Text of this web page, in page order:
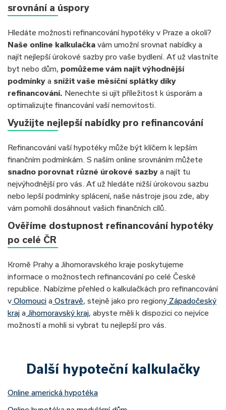
srovnání a úspory
Hledáte možnosti refinancování hypotéky v Praze a okolí?
Naše online kalkulačka vám umožní srovnat nabídky a
najít nejlepší úrokové sazby pro vaše bydlení. Ať už vlastníte
byt nebo dům, pomůžeme vám najít výhodnější
podmínky a snížit vaše měsíční splátky díky
refinancování. Nenechte si ujít příležitost k úsporám a
optimalizujte financování vaší nemovitosti.
Využijte nejlepší nabídky pro refinancování
Refinancování vaší hypotéky může být klíčem k lepším
finančním podmínkám. S naším online srovnáním můžete
snadno porovnat různé úrokové sazby a najít tu
nejvýhodnější pro vás. Ať už hledáte nižší úrokovou sazbu
nebo lepší podmínky splácení, naše nástroje jsou zde, aby
vám pomohli dosáhnout vašich finančních cílů.
Ověříme dostupnost refinancování hypotéky
po celé ČR
Kromě Prahy a Jihomoravského kraje poskytujeme
informace o možnostech refinancování po celé České
republice. Nabízíme přehled o kalkulačkách pro refinancování
v Olomouci a Ostravě, stejně jako pro regiony Západočeský
kraj a Jihomoravský kraj, abyste měli k dispozici co nejvíce
možností a mohli si vybrat tu nejlepší pro vás.
Další hypoteční kalkulačky
Online americká hypotéka